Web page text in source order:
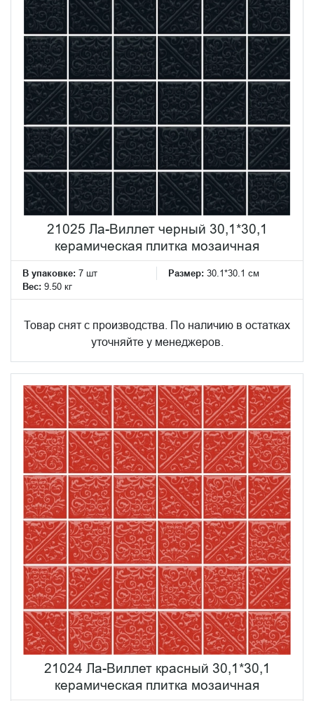
21025 Ла-Виллет черный 30,1*30,1
керамическая плитка мозаичная
В упаковке: 7 шт Размер: 30.1*30.1 см
Вес: 9.50 кг
Товар снят с производства. По наличию в остатках
уточняйте у менеджеров.
21024 Ла-Виллет красный 30,1*30,1
керамическая плитка мозаичная